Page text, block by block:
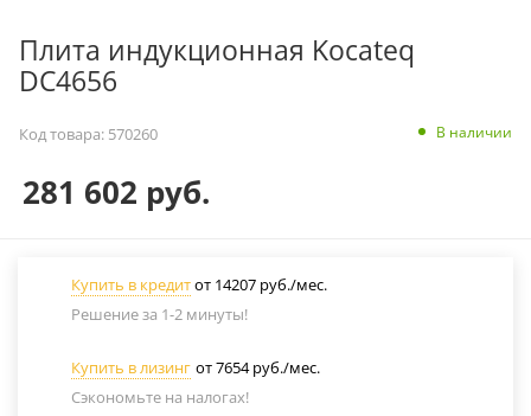
Плита индукционная Kocateq
DC4656
Код товара: 570260 В наличии
281 602 руб.
Купить в кредитот 14207 руб./мес.
Решение за 1-2 минуты!
Купить в лизинг от 7654 руб./мес.
Сэкономьте на налогах!